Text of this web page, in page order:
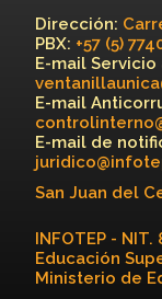
Dirección:
PBX: +57 (5)
E-mail
E-mail
E-mail de
San Juan del
INFOTEP -
Educación
Ministerio de